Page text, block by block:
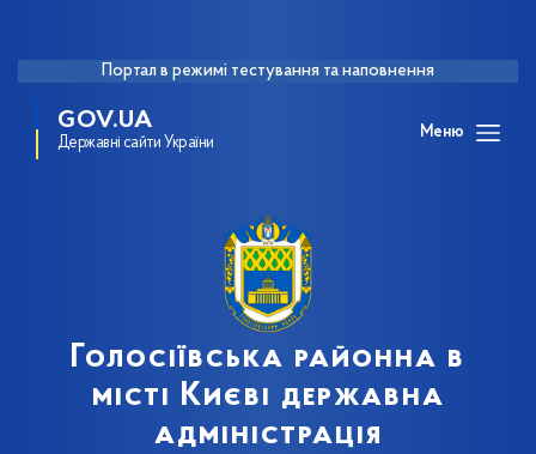
Портал в режимі тестування та наповнення
GOV.UA
Державні сайти України
Меню
Голосіївська районна в
місті Києві державна
адміністрація